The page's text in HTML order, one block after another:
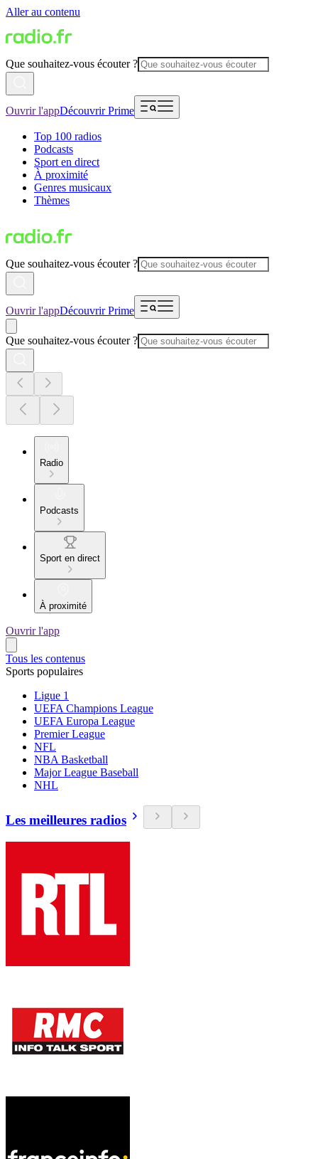
Aller au contenu
Que souhaitez-vous écouter ?
Ouvrir l'appDécouvrir Prime
Top 100 radios
Podcasts
Sport en direct
À proximité
Genres musicaux
Thèmes
Que souhaitez-vous écouter ?
Ouvrir l'appDécouvrir Prime
Que souhaitez-vous écouter ?
Radio
Podcasts
Sport en direct
À proximité
Ouvrir l'app
Tous les contenus
Sports populaires
Ligue 1
UEFA Champions League
UEFA Europa League
Premier League
NFL
NBA Basketball
Major League Baseball
NHL
Les meilleures radios